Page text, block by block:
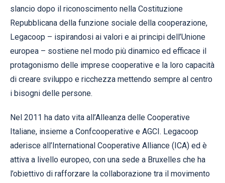
slancio dopo il riconoscimento nella Costituzione
Repubblicana della funzione sociale della cooperazione,
Legacoop – ispirandosi ai valori e ai principi dell’Unione
europea – sostiene nel modo più dinamico ed efficace il
protagonismo delle imprese cooperative e la loro capacità
di creare sviluppo e ricchezza mettendo sempre al centro
i bisogni delle persone.
Nel 2011 ha dato vita all’Alleanza delle Cooperative
Italiane, insieme a Confcooperative e AGCI. Legacoop
aderisce all’International Cooperative Alliance (ICA) ed è
attiva a livello europeo, con una sede a Bruxelles che ha
l’obiettivo di rafforzare la collaborazione tra il movimento